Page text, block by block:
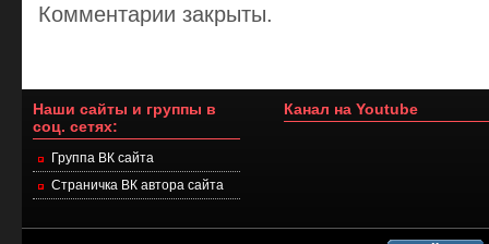
Комментарии закрыты.
Наши сайты и группы в
соц. сетях:
Группа ВК сайта
Страничка ВК автора сайта
Канал на Youtube